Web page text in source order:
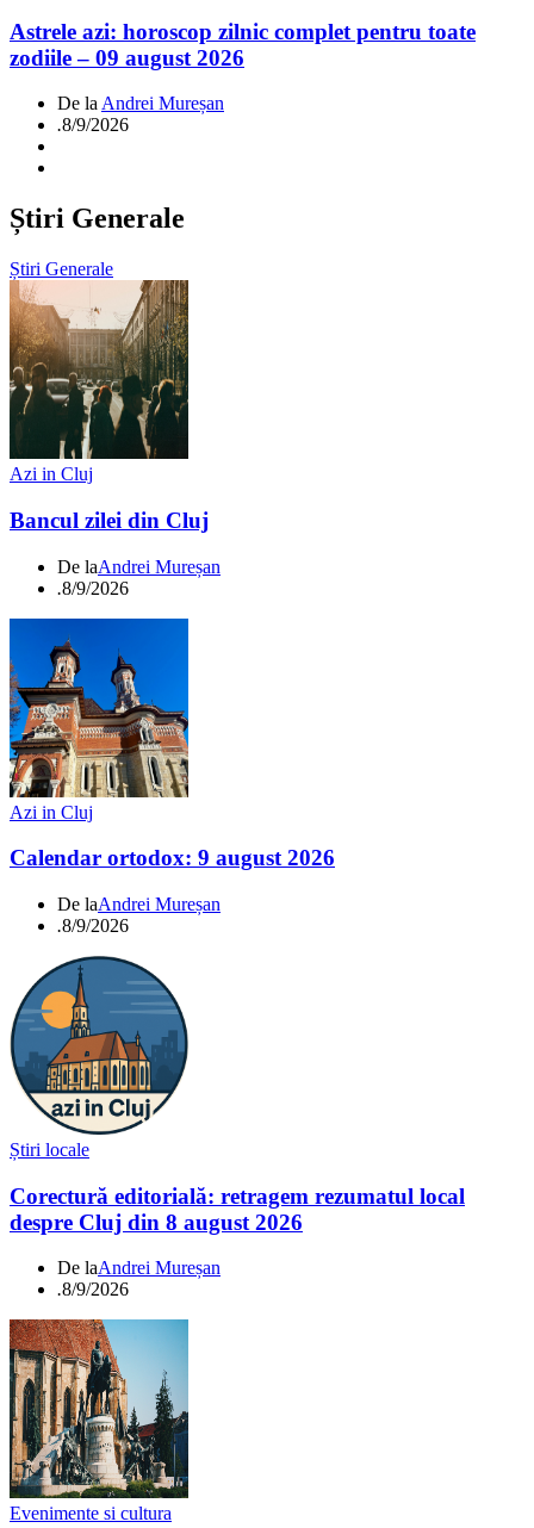
Astrele azi: horoscop zilnic complet pentru toate
zodiile – 09 august 2026
De la Andrei Mureșan
.8/9/2026
Știri Generale
Știri Generale
Azi in Cluj
Bancul zilei din Cluj
De laAndrei Mureșan
.8/9/2026
Azi in Cluj
Calendar ortodox: 9 august 2026
De laAndrei Mureșan
.8/9/2026
Știri locale
Corectură editorială: retragem rezumatul local
despre Cluj din 8 august 2026
De laAndrei Mureșan
.8/9/2026
Evenimente si cultura